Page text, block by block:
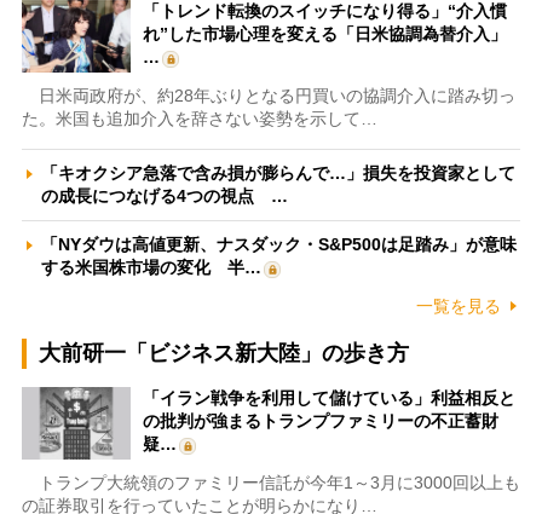
「トレンド転換のスイッチになり得る」“介入慣
れ”した市場心理を変える「日米協調為替介入」
…
日米両政府が、約28年ぶりとなる円買いの協調介入に踏み切っ
た。米国も追加介入を辞さない姿勢を示して…
「キオクシア急落で含み損が膨らんで…」損失を投資家として
の成長につなげる4つの視点 …
「NYダウは高値更新、ナスダック・S&P500は足踏み」が意味
する米国株市場の変化 半…
一覧を見る
大前研一「ビジネス新大陸」の歩き方
「イラン戦争を利用して儲けている」利益相反と
の批判が強まるトランプファミリーの不正蓄財
疑…
トランプ大統領のファミリー信託が今年1～3月に3000回以上も
の証券取引を行っていたことが明らかになり…